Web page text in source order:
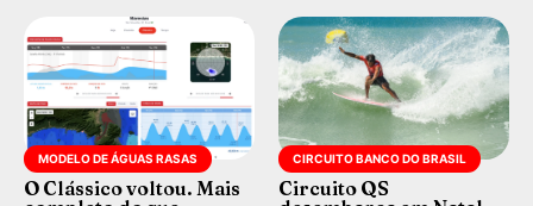
Kelly Slater convidado.
MODELO DE ÁGUAS RASAS
O Clássico voltou. Mais
CIRCUITO BANCO DO BRASIL
Circuito QS